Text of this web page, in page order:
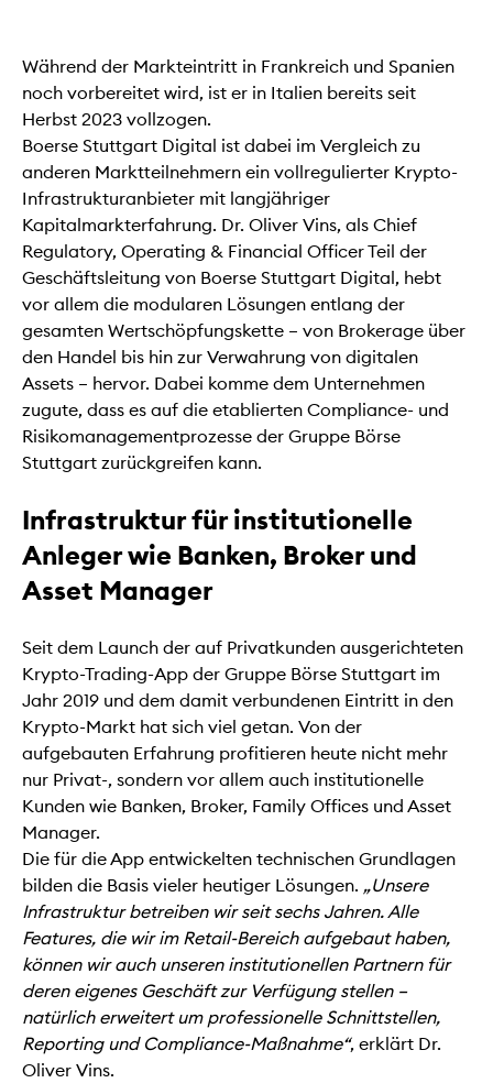
Während der Markteintritt in Frankreich und Spanien
noch vorbereitet wird, ist er in Italien bereits seit
Herbst 2023 vollzogen.
Boerse Stuttgart Digital ist dabei im Vergleich zu
anderen Marktteilnehmern ein vollregulierter Krypto-
Infrastrukturanbieter mit langjähriger
Kapitalmarkterfahrung. Dr. Oliver Vins, als Chief
Regulatory, Operating & Financial Officer Teil der
Geschäftsleitung von Boerse Stuttgart Digital, hebt
vor allem die modularen Lösungen entlang der
gesamten Wertschöpfungskette – von Brokerage über
den Handel bis hin zur Verwahrung von digitalen
Assets – hervor. Dabei komme dem Unternehmen
zugute, dass es auf die etablierten Compliance- und
Risikomanagementprozesse der Gruppe Börse
Stuttgart zurückgreifen kann.
Infrastruktur für institutionelle
Anleger wie Banken, Broker und
Asset Manager
Seit dem Launch der auf Privatkunden ausgerichteten
Krypto-Trading-App der Gruppe Börse Stuttgart im
Jahr 2019 und dem damit verbundenen Eintritt in den
Krypto-Markt hat sich viel getan. Von der
aufgebauten Erfahrung profitieren heute nicht mehr
nur Privat-, sondern vor allem auch institutionelle
Kunden wie Banken, Broker, Family Offices und Asset
Manager.
Die für die App entwickelten technischen Grundlagen
bilden die Basis vieler heutiger Lösungen. „Unsere
Infrastruktur betreiben wir seit sechs Jahren. Alle
Features, die wir im Retail-Bereich aufgebaut haben,
können wir auch unseren institutionellen Partnern für
deren eigenes Geschäft zur Verfügung stellen –
natürlich erweitert um professionelle Schnittstellen,
Reporting und Compliance-Maßnahme“, erklärt Dr.
Oliver Vins.